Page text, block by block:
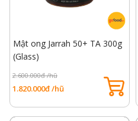
Mật ong Jarrah 50+ TA 300g
(Glass)
2.600.000đ /hũ
1.820.000đ /hũ